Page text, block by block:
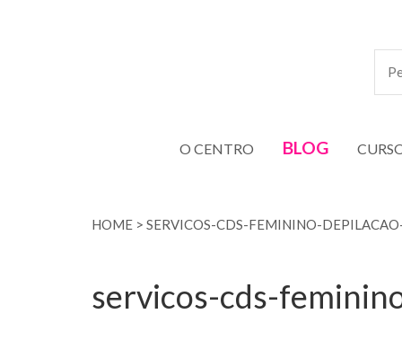
O CENTRO BLOG
HOME > SERVICOS-CDS-FEMININO-
servicos-cds-